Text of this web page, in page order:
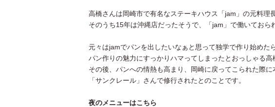
高橋さんは岡崎市で有名なステーキハウス「jam」の元料理
そのうち15年は沖縄店だったそうで、「jam」で働いておら
元々はjamでパンを出したいなぁと思って独学で作り始めたら
パン作りの魅力にすっかりハマってしまったとおっしゃる高
その後、パンへの情熱も高まり、岡崎に戻ってこられた際に
「サンクレール」さんで修行されたとのことです。
夜のメニューはこちら